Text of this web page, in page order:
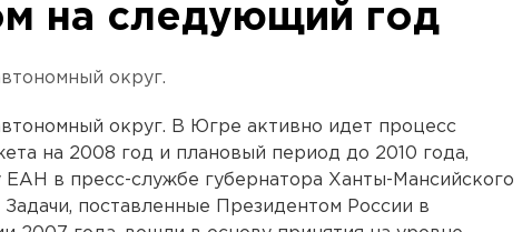
на следующий год
округ.
округ. В Югре активно идет процесс
на 2008 год и плановый период до 2010 года,
ЕАН в пресс-службе губернатора Ханты-Мансийского
Задачи, поставленные Президентом России в